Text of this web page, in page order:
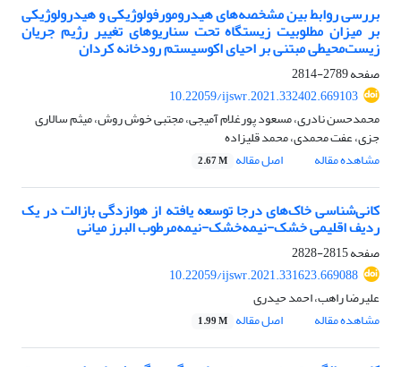
بررسی روابط بین مشخصه‌های هیدرومورفولوژیکی و هیدرولوژیکی
بر میزان مطلوبیت زیستگاه تحت سناریوهای تغییر رژیم جریان
زیست‌محیطی مبتنی بر احیای اکوسیستم رودخانه کردان
صفحه2789-2814
10.22059/ijswr.2021.332402.669103
محمدحسن نادری، مسعود پورغلام آمیجی، مجتبی خوش روش، میثم سالاری
جزی، عفت محمدی، محمد قلیزاده
مشاهده مقاله
اصل مقاله 2.67 M
کانی‌شناسی خاک‌های درجا توسعه یافته از هوازدگی بازالت در یک
ردیف اقلیمی خشک-نیمه‌خشک-نیمه‌مرطوب البرز میانی
صفحه2815-2828
10.22059/ijswr.2021.331623.669088
علیرضا راهب، احمد حیدری
مشاهده مقاله
اصل مقاله 1.99 M